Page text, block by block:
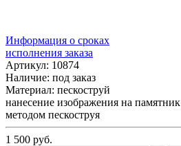
Информация о сроках
исполнения заказа
Артикул: 10874
Наличие: под заказ
Материал: пескоструй
нанесение изображения на памятник
методом пескоструя
1 500 руб.